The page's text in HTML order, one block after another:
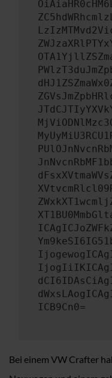
ICB9Cn0=
Bei einem VW Crafter